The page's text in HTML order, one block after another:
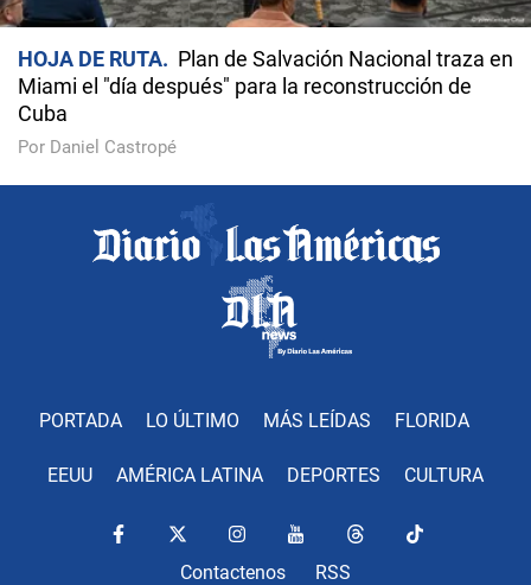
HOJA DE RUTA
Plan de Salvación Nacional traza en
Miami el "día después" para la reconstrucción de
Cuba
Por Daniel Castropé
PORTADA LO ÚLTIMO MÁS LEÍDAS FLORIDA
EEUU AMÉRICA LATINA DEPORTES CULTURA
Contactenos RSS